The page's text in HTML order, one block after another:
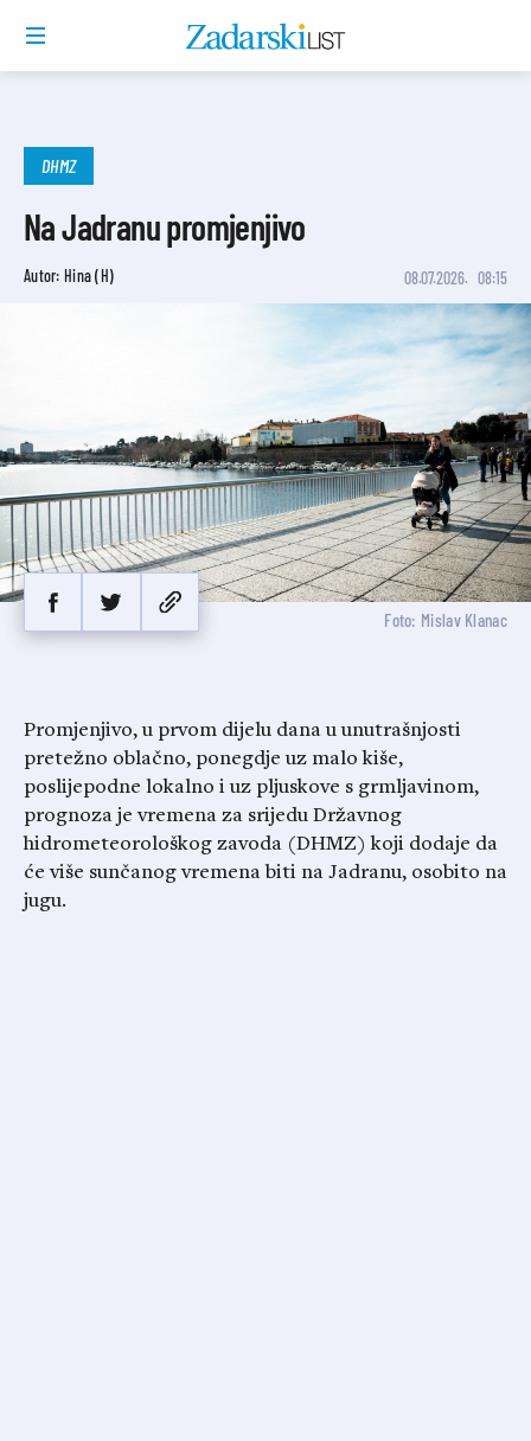
DHMZ
Na Jadranu promjenjivo
Autor: Hina (H) 08.07.2026. 08:15
Foto: Mislav Klanac
Promjenjivo, u prvom dijelu dana u unutrašnjosti
pretežno oblačno, ponegdje uz malo kiše,
poslijepodne lokalno i uz pljuskove s grmljavinom,
prognoza je vremena za srijedu Državnog
hidrometeorološkog zavoda (DHMZ) koji dodaje da
će više sunčanog vremena biti na Jadranu, osobito na
jugu.